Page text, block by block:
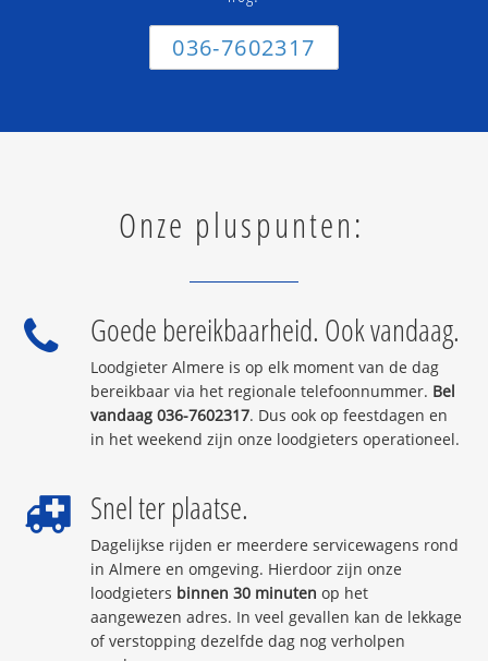
036-7602317
Onze pluspunten:
Goede bereikbaarheid. Ook vandaag.
Loodgieter Almere is op elk moment van de dag
bereikbaar via het regionale telefoonnummer. Bel
vandaag 036-7602317. Dus ook op feestdagen en
in het weekend zijn onze loodgieters operationeel.
Snel ter plaatse.
Dagelijkse rijden er meerdere servicewagens rond
in Almere en omgeving. Hierdoor zijn onze
loodgieters binnen 30 minuten op het
aangewezen adres. In veel gevallen kan de lekkage
of verstopping dezelfde dag nog verholpen